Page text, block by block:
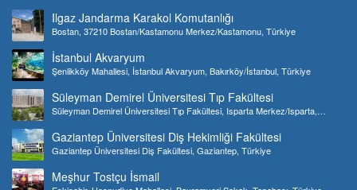
Ilgaz Jandarma Karakol Komutanlığı
Bostan, 37210 Bostan/Kastamonu Merkez/Kastamonu, Türkiye
İstanbul Akvaryum
Şenlikköy Mahallesi, İstanbul Akvaryum, Bakırköy/İstanbul, Türkiye
Süleyman Demirel Üniversitesi Tıp Fakültesi
Süleyman Demirel Üniversitesi Tıp Fakültesi, Isparta Merkez/Isparta,
Gaziantep Üniversitesi Diş Hekimliği Fakültesi
Gaziantep Üniversitesi Diş Fakültesi, Gaziantep, Türkiye
Meşhur Tostçu İsmail